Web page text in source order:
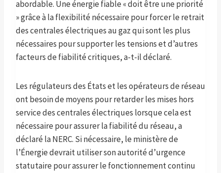
abordable. Une énergie fiable « doit être une priorité
» grâce à la flexibilité nécessaire pour forcer le retrait
des centrales électriques au gaz qui sont les plus
nécessaires pour supporter les tensions et d’autres
facteurs de fiabilité critiques, a-t-il déclaré.
Les régulateurs des États et les opérateurs de réseau
ont besoin de moyens pour retarder les mises hors
service des centrales électriques lorsque cela est
nécessaire pour assurer la fiabilité du réseau, a
déclaré la NERC. Si nécessaire, le ministère de
l’Énergie devrait utiliser son autorité d’urgence
statutaire pour assurer le fonctionnement continu